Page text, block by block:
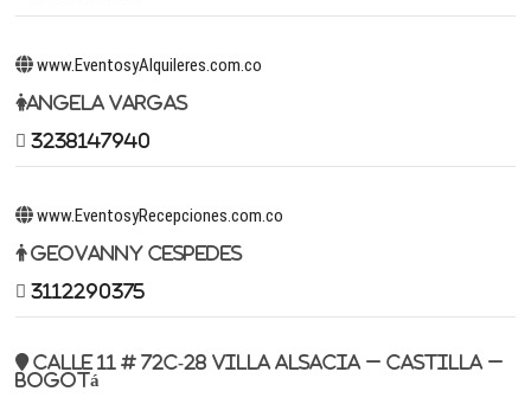
www.EventosyAlquileres.com.co
Angela Vargas
3238147940
www.EventosyRecepciones.com.co
Geovanny Cespedes
3112290375
Calle 11 # 72c-28 Villa Alsacia – Castilla –
Bogotá